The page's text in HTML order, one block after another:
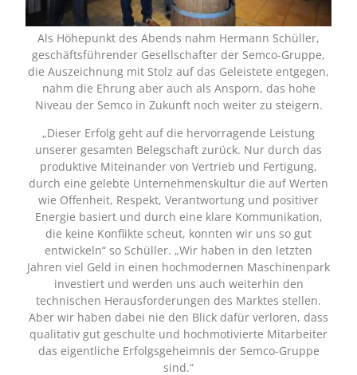
Als Höhepunkt des Abends nahm Hermann Schüller,
geschäftsführender Gesellschafter der Semco-Gruppe,
die Auszeichnung mit Stolz auf das Geleistete entgegen,
nahm die Ehrung aber auch als Ansporn, das hohe
Niveau der Semco in Zukunft noch weiter zu steigern.
„Dieser Erfolg geht auf die hervorragende Leistung
unserer gesamten Belegschaft zurück. Nur durch das
produktive Miteinander von Vertrieb und Fertigung,
durch eine gelebte Unternehmenskultur die auf Werten
wie Offenheit, Respekt, Verantwortung und positiver
Energie basiert und durch eine klare Kommunikation,
die keine Konflikte scheut, konnten wir uns so gut
entwickeln“ so Schüller. „Wir haben in den letzten
Jahren viel Geld in einen hochmodernen Maschinenpark
investiert und werden uns auch weiterhin den
technischen Herausforderungen des Marktes stellen.
Aber wir haben dabei nie den Blick dafür verloren, dass
qualitativ gut geschulte und hochmotivierte Mitarbeiter
das eigentliche Erfolgsgeheimnis der Semco-Gruppe
sind.“